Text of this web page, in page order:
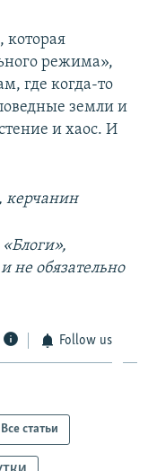
которая
режима»,
где когда-то
земли и
и хаос. И
керчанин
не обязательно
Follow us
Все статьи